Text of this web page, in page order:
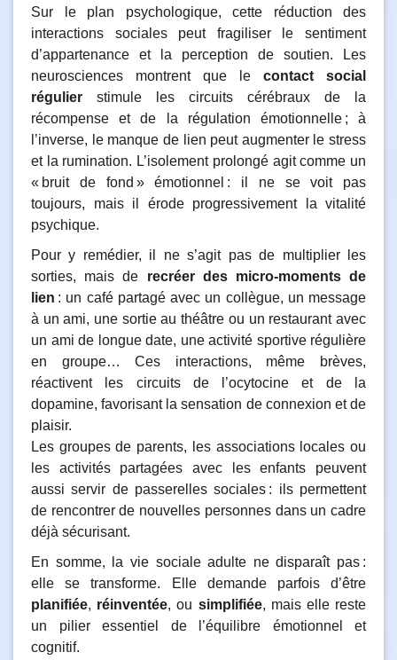
Sur le plan psychologique, cette réduction des
interactions sociales peut fragiliser le sentiment
d’appartenance et la perception de soutien. Les
neurosciences montrent que le contact social
régulier stimule les circuits cérébraux de la
récompense et de la régulation émotionnelle ; à
l’inverse, le manque de lien peut augmenter le stress
et la rumination. L’isolement prolongé agit comme un
« bruit de fond » émotionnel : il ne se voit pas
toujours, mais il érode progressivement la vitalité
psychique.
Pour y remédier, il ne s’agit pas de multiplier les
sorties, mais de recréer des micro‑moments de
lien : un café partagé avec un collègue, un message
à un ami, une sortie au théâtre ou un restaurant avec
un ami de longue date, une activité sportive régulière
en groupe… Ces interactions, même brèves,
réactivent les circuits de l’ocytocine et de la
dopamine, favorisant la sensation de connexion et de
plaisir.
Les groupes de parents, les associations locales ou
les activités partagées avec les enfants peuvent
aussi servir de passerelles sociales : ils permettent
de rencontrer de nouvelles personnes dans un cadre
déjà sécurisant.
En somme, la vie sociale adulte ne disparaît pas :
elle se transforme. Elle demande parfois d’être
planifiée, réinventée, ou simplifiée, mais elle reste
un pilier essentiel de l’équilibre émotionnel et
cognitif.